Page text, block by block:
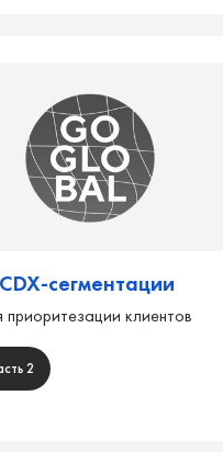
трекинга
БИЗНЕС
ФРИИ
продуктового
наша команда: набор
инструментов и нейросетей
процессов
И ПРОДАЖИ
сегментации
клиентов
2